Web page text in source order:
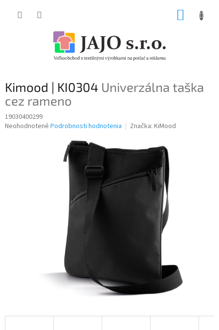
Kimood | KI0304 Univerzálna taška
cez rameno
19030400299
Priemerné
Neohodnotené Podrobnosti hodnotenia Značka: KiMood